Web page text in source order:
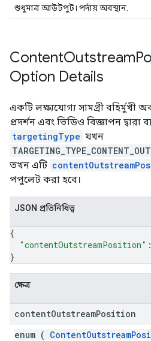
শুধুমাত্র আউটপুট। পর্দায় অবস্থান.
ContentOutstream
Option Details
একটি লক্ষ্যযোগ্য সামগ্রী বহির্মুখী
প্রদর্শন এবং ভিডিও বিজ্ঞাপন দ্বারা
targetingType যখন
তখন এটি
পপুলেট করা হবে।
JSON প্রতিনিধিত্ব
{
"contentOutstreamPosition" :
}
ক্ষেত্র
contentOutstreamPosition
enum (